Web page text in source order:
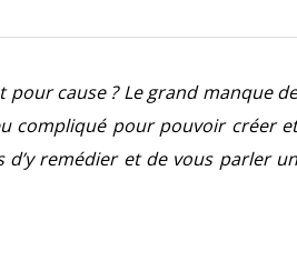
cause ? Le grand manque de
compliqué pour pouvoir créer et
d’y remédier et de vous parler un